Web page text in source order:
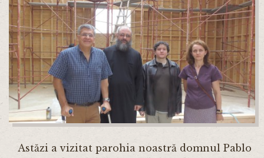
Astăzi a vizitat parohia noastră domnul Pablo